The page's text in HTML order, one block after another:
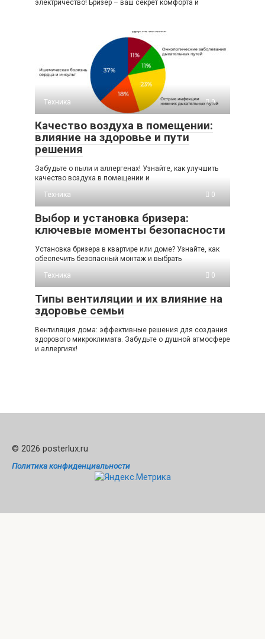
электричество! Бризер – ваш секрет комфорта и
Техника 0
Качество воздуха в помещении:
влияние на здоровье и пути
решения
Забудьте о пыли и аллергенах! Узнайте, как улучшить
качество воздуха в помещении и
Техника
0
Выбор и установка бризера:
ключевые моменты безопасности
Установка бризера в квартире или доме? Узнайте, как
обеспечить безопасный монтаж и выбрать
Техника
0
Типы вентиляции и их влияние на
здоровье семьи
Вентиляция дома: эффективные решения для создания
здорового микроклимата. Забудьте о душной атмосфере
и аллергиях!
© 2026 posterlux.ru
Политика конфиденциальности